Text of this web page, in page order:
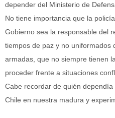
depender del Ministerio de
No tiene importancia que la
Gobierno sea la responsable del
tiempos de paz y no uniformados
armadas, que no siempre tienen
proceder frente a situaciones
Cabe recordar de quién
Chile en nuestra madura y